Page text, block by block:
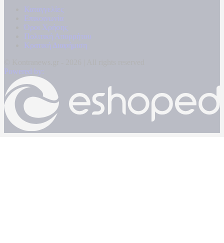
Καταγγελίες
Επικοινωνία
Όροι Χρήσης
Πολιτική Απορρήτου
Κρατική Διαφήμιση
Powered by: